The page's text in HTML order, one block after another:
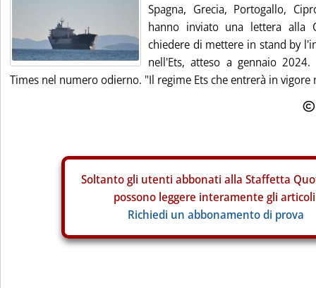
Spagna, Grecia, Portogallo,
hanno inviato una lettera alla
chiedere di mettere in stand by
nell'Ets, atteso a gennaio
Times nel numero odierno. "Il regime Ets che entrerà in vigore
Soltanto gli utenti abbonati alla Staffetta
possono leggere interamente gli
Richiedi un abbonamento di prova